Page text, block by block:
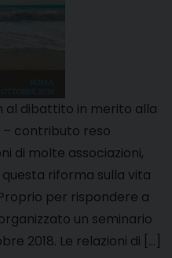
al dibattito in merito alla
– contributo reso
di molte associazioni,
riforma sulla vita
per rispondere a
un seminario
2018. Le relazioni di […]